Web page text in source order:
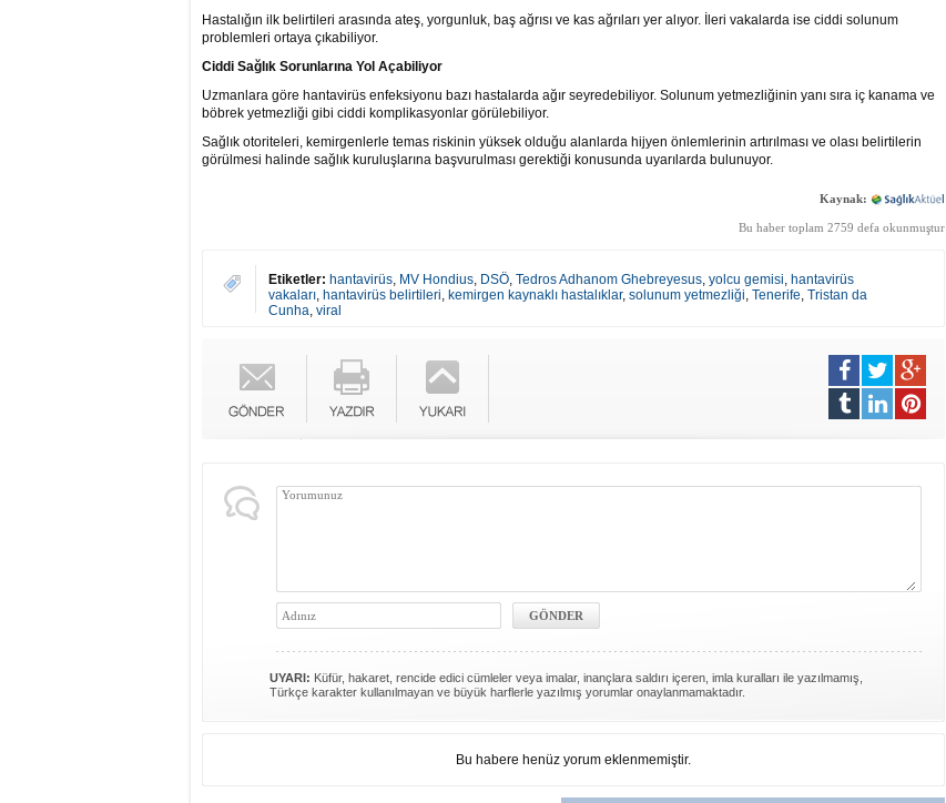
Hastalığın ilk belirtileri arasında ateş, yorgunluk, baş ağrısı ve kas ağrıları yer alıyor. İleri vakalarda ise ciddi solunum
problemleri ortaya çıkabiliyor.
Ciddi Sağlık Sorunlarına Yol Açabiliyor
Uzmanlara göre hantavirüs enfeksiyonu bazı hastalarda ağır seyredebiliyor. Solunum yetmezliğinin yanı sıra iç kanama ve
böbrek yetmezliği gibi ciddi komplikasyonlar görülebiliyor.
Sağlık otoriteleri, kemirgenlerle temas riskinin yüksek olduğu alanlarda hijyen önlemlerinin artırılması ve olası belirtilerin
görülmesi halinde sağlık kuruluşlarına başvurulması gerektiği konusunda uyarılarda bulunuyor.
Kaynak:
Bu haber toplam 2759 defa okunmuştur
Etiketler: hantavirüs, MV Hondius, DSÖ, Tedros Adhanom Ghebreyesus, yolcu gemisi, hantavirüs
vakaları, hantavirüs belirtileri, kemirgen kaynaklı hastalıklar, solunum yetmezliği, Tenerife, Tristan da
Cunha, viral
UYARI: Küfür, hakaret, rencide edici cümleler veya imalar, inançlara saldırı içeren, imla kuralları ile yazılmamış,
Türkçe karakter kullanılmayan ve büyük harflerle yazılmış yorumlar onaylanmamaktadır.
Bu habere henüz yorum eklenmemiştir.